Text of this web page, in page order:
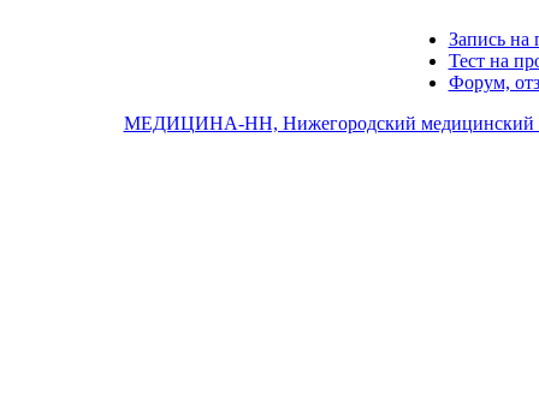
Запись на
Тест на
Форум,
МЕДИЦИНА-НН, Нижегородский медицинский